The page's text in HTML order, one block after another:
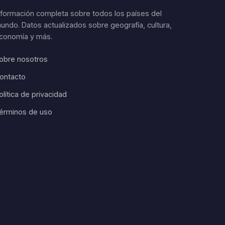
completa sobre todos los países del
Datos actualizados sobre geografía, cultura,
y más.
nosotros
de privacidad
de uso